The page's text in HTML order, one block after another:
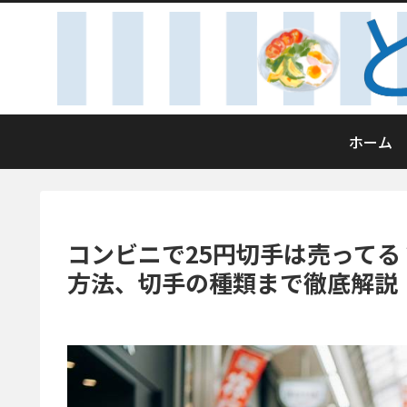
ホーム
コンビニで25円切手は売って
方法、切手の種類まで徹底解説